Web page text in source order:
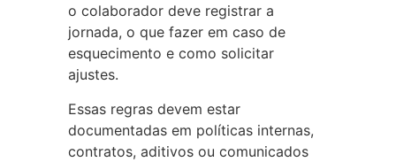
o colaborador deve registrar a
jornada, o que fazer em caso de
esquecimento e como solicitar
ajustes.
Essas regras devem estar
documentadas em políticas internas,
contratos, aditivos ou comunicados